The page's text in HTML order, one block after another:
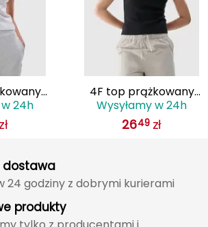
na
24h
zł
4F top prążkowany
bawełniany damski na
ramiączkach
Wysyłamy w 24h
2649 zł
dostawa
24 godziny z dobrymi kurierami
produkty